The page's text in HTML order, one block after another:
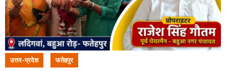
उत्तर-प्रदेश फतेहपुर